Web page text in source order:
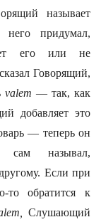
называет
придумал,
его или не
Говорящий,
valem — так, как
добавляет это
— теперь он
называл,
Если при
то обратится к
Слушающий